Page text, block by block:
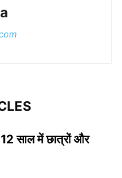
साल में छात्रों और